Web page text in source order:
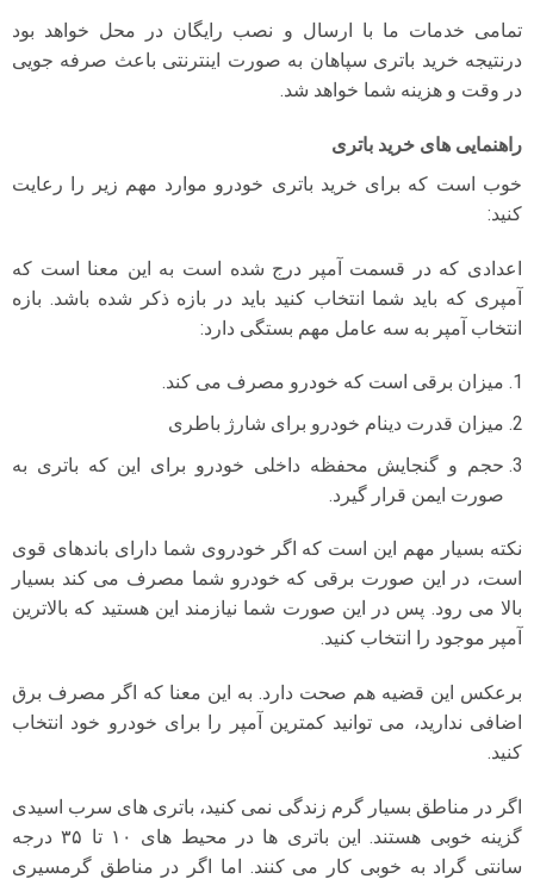
تمامی خدمات ما با ارسال و نصب رایگان در محل خواهد بود
درنتیجه خرید باتری سپاهان به صورت اینترنتی باعث صرفه جویی
در وقت و هزینه شما خواهد شد.
راهنمایی های خرید باتری
خوب است که برای خرید باتری خودرو موارد مهم زیر را رعایت
کنید:
اعدادی که در قسمت آمپر درج شده است به این معنا است که
آمپری که باید شما انتخاب کنید باید در بازه ذکر شده باشد. بازه
انتخاب آمپر به سه عامل مهم بستگی دارد:
میزان برقی است که خودرو مصرف می کند.
میزان قدرت دینام خودرو برای شارژ باطری
حجم و گنجایش محفظه داخلی خودرو برای این که باتری به
صورت ایمن قرار گیرد.
نکته بسیار مهم این است که اگر خودروی شما دارای باندهای قوی
است، در این صورت برقی که خودرو شما مصرف می کند بسیار
بالا می رود. پس در این صورت شما نیازمند این هستید که بالاترین
آمپر موجود را انتخاب کنید.
برعکس این قضیه هم صحت دارد. به این معنا که اگر مصرف برق
اضافی ندارید، می توانید کمترین آمپر را برای خودرو خود انتخاب
کنید.
اگر در مناطق بسیار گرم زندگی نمی کنید، باتری های سرب اسیدی
گزینه خوبی هستند. این باتری ها در محیط های ۱۰ تا ۳۵ درجه
سانتی گراد به خوبی کار می کنند. اما اگر در مناطق گرمسیری